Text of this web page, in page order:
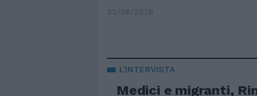
02/06/2026
L'INTERVISTA
Medici e migranti,